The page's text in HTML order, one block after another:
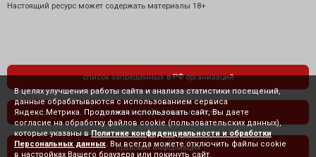
Настоящий ресурс может содержать материалы 18+
список запрещенных в РФ организаций
политика конфиденциальности
правовая информация
В целях улучшения работы сайта и анализа статистики посещений,
данные обрабатываются с использованием сервиса
Яндекс.Метрика. Продолжая использовать сайт, Вы даете
согласие на обработку файлов cookie (пользовательских данных),
которые указаны в Политике конфиденциальности и обработки
Персональных данных . Вы всегда можете отключить файлы cookie
в настройках Вашего браузера или покинуть сайт.